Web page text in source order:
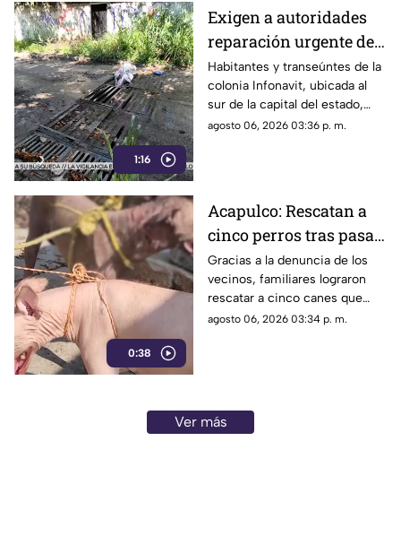
1:16
Exigen a autoridades
reparación urgente de
alcantarilla en la
colonia Infonavit de
Chilpancingo
Habitantes y transeúntes de la
colonia Infonavit, ubicada al
sur de la capital del estado,
denunciaron la falta de
señalando que representa un
peligro constante ante el inicio
de la temporada de lluvias y el
próximo regreso a clases.
agosto 06, 2026 03:36 p. m.
0:38
Acapulco: Rescatan a
cinco perros tras pasar
seis días encerrados
por el fallecimiento de
su dueño
Gracias a la denuncia de los
vecinos, familiares lograron
rescatar a cinco canes que
habían quedado atrapados al
agosto 06, 2026 03:34 p. m.
Ver más